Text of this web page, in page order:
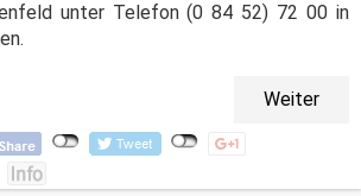
unter Telefon (0 84 52) 72 00 in
Weiter